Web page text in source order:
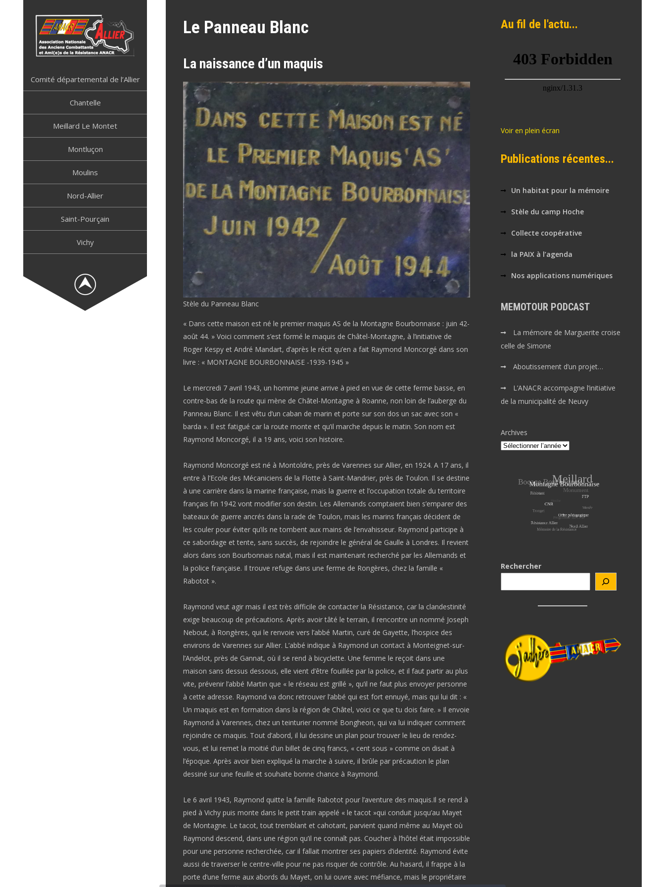
Comité départemental de l’Allier
Chantelle
Meillard Le Montet
Montluçon
Moulins
Nord-Allier
Saint-Pourçain
Vichy
Le Panneau Blanc
La naissance d’un maquis
Stèle du Panneau Blanc
« Dans cette maison est né le premier maquis AS de la Montagne Bourbonnaise : juin 42-
août 44. » Voici comment s’est formé le maquis de Châtel-Montagne, à l’initiative de
Roger Kespy et André Mandart, d’après le récit qu’en a fait Raymond Moncorgé dans son
livre : « MONTAGNE BOURBONNAISE -1939-1945 »
Le mercredi 7 avril 1943, un homme jeune arrive à pied en vue de cette ferme basse, en
contre-bas de la route qui mène de Châtel-Montagne à Roanne, non loin de l’auberge du
Panneau Blanc. Il est vêtu d’un caban de marin et porte sur son dos un sac avec son «
barda ». Il est fatigué car la route monte et qu’il marche depuis le matin. Son nom est
Raymond Moncorgé, il a 19 ans, voici son histoire.
Raymond Moncorgé est né à Montoldre, près de Varennes sur Allier, en 1924. A 17 ans, il
entre à l’Ecole des Mécaniciens de la Flotte à Saint-Mandrier, près de Toulon. Il se destine
à une carrière dans la marine française, mais la guerre et l’occupation totale du territoire
français fin 1942 vont modifier son destin. Les Allemands comptaient bien s’emparer des
bateaux de guerre ancrés dans la rade de Toulon, mais les marins français décident de
les couler pour éviter qu’ils ne tombent aux mains de l’envahisseur. Raymond participe à
ce sabordage et tente, sans succès, de rejoindre le général de Gaulle à Londres. Il revient
alors dans son Bourbonnais natal, mais il est maintenant recherché par les Allemands et
la police française. Il trouve refuge dans une ferme de Rongères, chez la famille «
Rabotot ».
Raymond veut agir mais il est très difficile de contacter la Résistance, car la clandestinité
exige beaucoup de précautions. Après avoir tâté le terrain, il rencontre un nommé Joseph
Nebout, à Rongères, qui le renvoie vers l’abbé Martin, curé de Gayette, l’hospice des
environs de Varennes sur Allier. L’abbé indique à Raymond un contact à Monteignet-sur-
l’Andelot, près de Gannat, où il se rend à bicyclette. Une femme le reçoit dans une
maison sans dessus dessous, elle vient d’être fouillée par la police, et il faut partir au plus
vite, prévenir l’abbé Martin que « le réseau est grillé », qu’il ne faut plus envoyer personne
à cette adresse. Raymond va donc retrouver l’abbé qui est fort ennuyé, mais qui lui dit : «
Un maquis est en formation dans la région de Châtel, voici ce que tu dois faire. » Il envoie
Raymond à Varennes, chez un teinturier nommé Bongheon, qui va lui indiquer comment
rejoindre ce maquis. Tout d’abord, il lui dessine un plan pour trouver le lieu de rendez-
vous, et lui remet la moitié d’un billet de cinq francs, « cent sous » comme on disait à
l’époque. Après avoir bien expliqué la marche à suivre, il brûle par précaution le plan
dessiné sur une feuille et souhaite bonne chance à Raymond.
Le 6 avril 1943, Raymond quitte la famille Rabotot pour l’aventure des maquis.Il se rend à
pied à Vichy puis monte dans le petit train appelé « le tacot »qui conduit jusqu’au Mayet
de Montagne. Le tacot, tout tremblant et cahotant, parvient quand même au Mayet où
Raymond descend, dans une région qu’il ne connaît pas. Coucher à l’hôtel était impossible
pour une personne recherchée, car il fallait montrer ses papiers d’identité. Raymond évite
aussi de traverser le centre-ville pour ne pas risquer de contrôle. Au hasard, il frappe à la
porte d’une ferme aux abords du Mayet, on lui ouvre avec méfiance, mais le propriétaire
Au fil de l'actu...
Voir en plein écran
Publications récentes...
Un habitat pour la mémoire
Stèle du camp Hoche
Collecte coopérative
la PAIX à l’agenda
Nos applications numériques
MEMOTOUR PODCAST
La mémoire de Marguerite croise
celle de Simone
Aboutissement d’un projet…
L’ANACR accompagne l’initiative
de la municipalité de Neuvy
Archives
Rechercher